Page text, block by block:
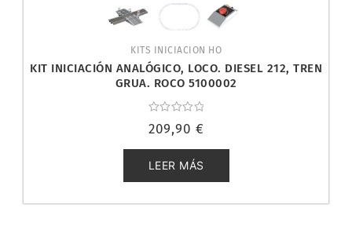
KITS INICIACION HO
KIT INICIACIÓN ANALÓGICO, LOCO. DIESEL 212, TREN
GRUA. ROCO 5100002
con
de
5
209,90 €
LEER MÁS